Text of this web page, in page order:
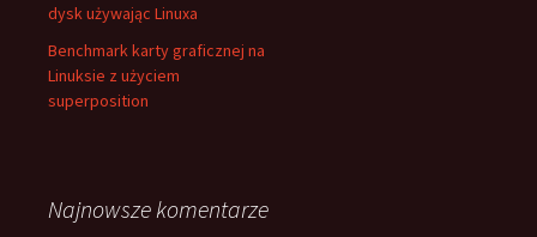
dysk używając Linuxa
Benchmark karty graficznej na
Linuksie z użyciem
superposition
Najnowsze komentarze